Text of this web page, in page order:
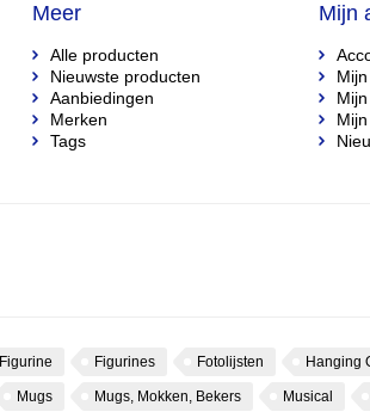
Meer
Alle producten
Nieuwste producten
Aanbiedingen
Merken
Tags
Mijn
Figurine Figurines Fotolijsten Hanging
Mugs Mugs, Mokken, Bekers Musical